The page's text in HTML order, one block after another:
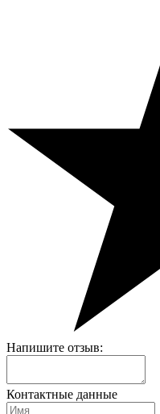
Напишите отзыв:
Контактные данные